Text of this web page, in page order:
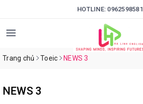
HOTLINE: 0962598581
Trang chủ Toeic NEWS 3
NEWS 3